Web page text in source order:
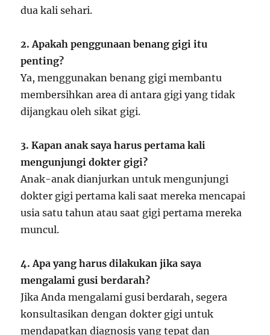
dua kali sehari.
2. Apakah penggunaan benang gigi itu
penting?
Ya, menggunakan benang gigi membantu
membersihkan area di antara gigi yang tidak
dijangkau oleh sikat gigi.
3. Kapan anak saya harus pertama kali
mengunjungi dokter gigi?
Anak-anak dianjurkan untuk mengunjungi
dokter gigi pertama kali saat mereka mencapai
usia satu tahun atau saat gigi pertama mereka
muncul.
4. Apa yang harus dilakukan jika saya
mengalami gusi berdarah?
Jika Anda mengalami gusi berdarah, segera
konsultasikan dengan dokter gigi untuk
mendapatkan diagnosis yang tepat dan